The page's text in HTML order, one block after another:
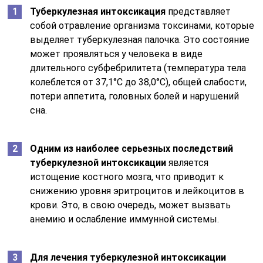
Туберкулезная интоксикация представляет
собой отравление организма токсинами, которые
выделяет туберкулезная палочка. Это состояние
может проявляться у человека в виде
длительного субфебрилитета (температура тела
колеблется от 37,1°С до 38,0°С), общей слабости,
потери аппетита, головных болей и нарушений
сна.
Одним из наиболее серьезных последствий
туберкулезной интоксикации является
истощение костного мозга, что приводит к
снижению уровня эритроцитов и лейкоцитов в
крови. Это, в свою очередь, может вызвать
анемию и ослабление иммунной системы.
Для лечения туберкулезной интоксикации